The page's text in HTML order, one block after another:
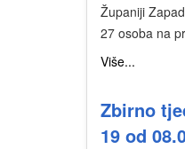
Županiji
27 osoba na
Više...
Zbirno
19 od